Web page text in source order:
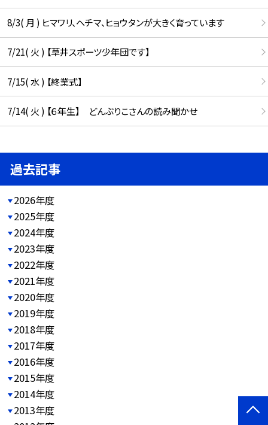
8/3( 月 ) ヒマワリ、ヘチマ、ヒョウタンが大きく育っています
7/21( 火 ) 【草井スポーツ少年団です】
7/15( 水 ) 【終業式】
7/14( 火 ) 【６年生】 どんぶりこさんの読み聞かせ
過去記事
2026年度
2025年度
2024年度
2023年度
2022年度
2021年度
2020年度
2019年度
2018年度
2017年度
2016年度
2015年度
2014年度
2013年度